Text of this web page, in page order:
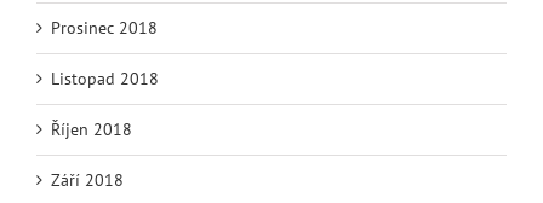
Prosinec 2018
Listopad 2018
Říjen 2018
Září 2018